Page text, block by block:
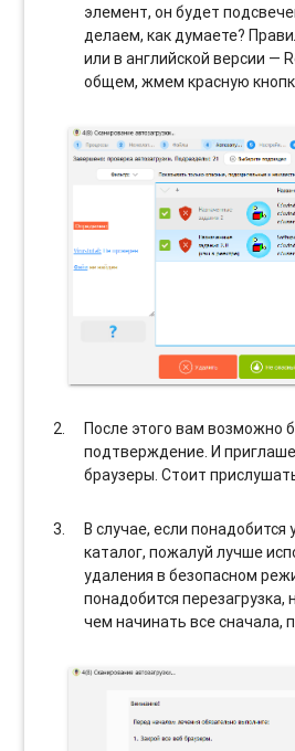
элемент, он будет
делаем, как думаете?
или в английской версии —
общем, жмем красную
После этого вам возможно
подтверждение. И
браузеры. Стоит
В случае, если
каталог, пожалуй лучше
удаления в безопасном
понадобится перезагрузка,
чем начинать все сначала,